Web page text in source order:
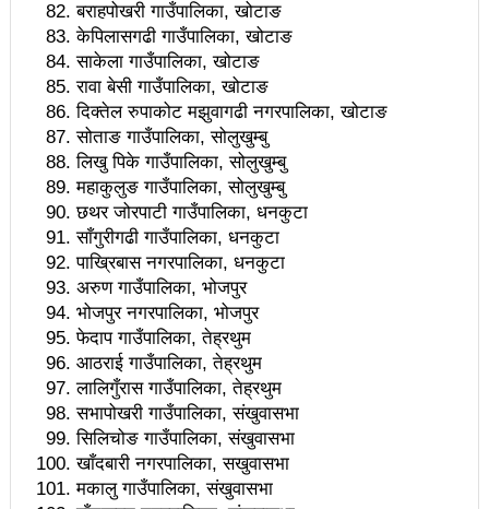
गर्ने
उपनिर्वाचन २०८१: एमालेभन्दा माओवादी प्रभावशाली
ककनी २ मा माओवादी विजयी
ककनी २ मा खस्यो ६८ प्रतिशतभन्दा बढी मत: गणना आजै हुने
उपचुनाव सकियो: ६२ प्रतिशतभन्दा बढी मत खसेको अनुमान
पालिका उपचुनाव: ४१ पदका लागि मतदान शुरु
भरतपुुरमा सार्वजनिक सुनुवाई, गुनासो नआउने गरी काम गर्न
मेयर दाहालको निर्देशन
उपनिर्वाचन सुशासनका पक्षमा र भ्रष्टाचारका विरुद्ध मत जाहेर
गर्ने महत्वपूर्ण अवसर: प्रचण्ड
सुरु भयो चौथो सुनवल महोत्सव: उद्योगमैत्री वातावरण बनाउन
लागि पर्ने मन्त्री कलवारको भनाइ
बराहपोखरी गाउँपालिका, खोटाङ
केपिलासगढी गाउँपालिका, खोटाङ
साकेला गाउँपालिका, खोटाङ
रावा बेसी गाउँपालिका, खोटाङ
दिक्तेल रुपाकोट मझुवागढी नगरपालिका, खोटाङ
सोताङ गाउँपालिका, सोलुखुम्बु
लिखु पिके गाउँपालिका, सोलुखुम्बु
महाकुलुङ गाउँपालिका, सोलुखुम्बु
छथर जोरपाटी गाउँपालिका, धनकुटा
साँगुरीगढी गाउँपालिका, धनकुटा
पाख्रिबास नगरपालिका, धनकुटा
अरुण गाउँपालिका, भोजपुर
भोजपुर नगरपालिका, भोजपुर
फेदाप गाउँपालिका, तेह्रथुम
आठराई गाउँपालिका, तेह्रथुम
लालिगुँरास गाउँपालिका, तेह्रथुम
सभापोखरी गाउँपालिका, संखुवासभा
सिलिचोङ गाउँपालिका, संखुवासभा
खाँदबारी नगरपालिका, स‌खुवासभा
मकालु गाउँपालिका, संखुवासभा